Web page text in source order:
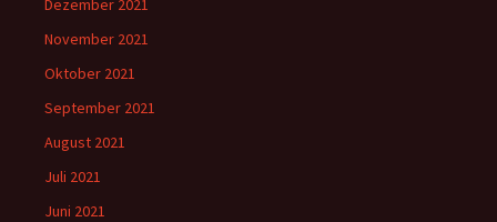
Dezember 2021
November 2021
Oktober 2021
September 2021
August 2021
Juli 2021
Juni 2021